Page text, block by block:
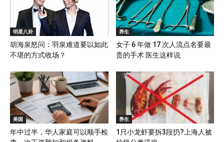
明星八卦
胡海泉怒问：羽泉难道要以如此
不堪的方式收场？
养生
女子 6 年做 17 次人流点名要最
贵的手术 医生这样说
美国
年中过半，华人家庭可以顺手检
养生
1只小龙虾要拆3段扔?上海人被